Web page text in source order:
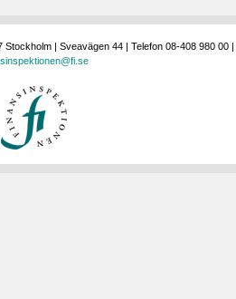
| Sveavägen 44 | Telefon 08-408 980 00 |